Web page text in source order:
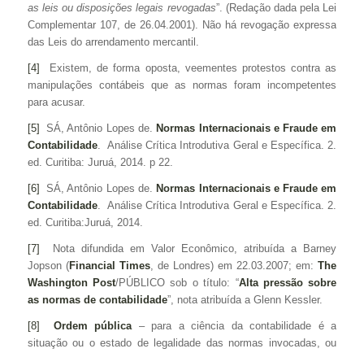
as leis ou disposições legais revogadas”. (Redação dada pela Lei
Complementar 107, de 26.04.2001). Não há revogação expressa
das Leis do arrendamento mercantil.
[4]
Existem, de forma oposta, veementes protestos contra as
manipulações contábeis que as normas foram incompetentes
para acusar.
[5] SÁ, Antônio Lopes de. Normas Internacionais e Fraude em
Contabilidade. Análise Crítica Introdutiva Geral e Específica. 2.
ed. Curitiba: Juruá, 2014. p 22.
[6] SÁ, Antônio Lopes de. Normas Internacionais e Fraude em
Contabilidade. Análise Crítica Introdutiva Geral e Específica. 2.
ed. Curitiba:Juruá, 2014.
[7]
Nota difundida em Valor Econômico, atribuída a Barney
Jopson (Financial Times, de Londres) em 22.03.2007; em:The
Washington Post/PÚBLICO sob o título: “Alta pressão sobre
as normas de contabilidade”, nota atribuída a Glenn Kessler.
[8] Ordem pública– para a ciência da contabilidade é a
situação ou o estado de legalidade das normas invocadas, ou